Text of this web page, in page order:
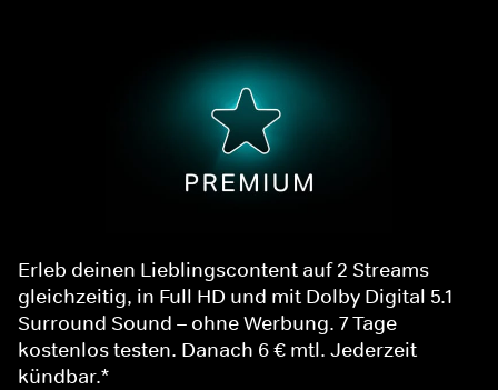
Erleb deinen Lieblingscontent auf 2 Streams
gleichzeitig, in Full HD und mit Dolby Digital 5.1
Surround Sound – ohne Werbung. 7 Tage
kostenlos testen. Danach 6 € mtl. Jederzeit
kündbar.*